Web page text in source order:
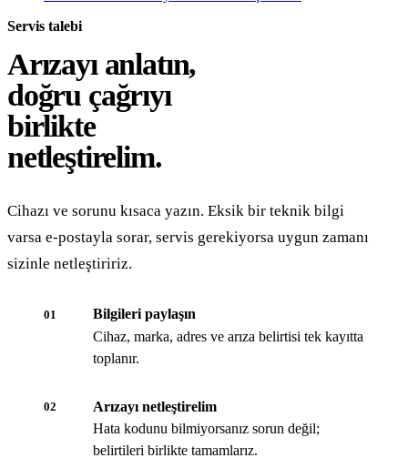
Servis talebi
Arızayı anlatın,
doğru çağrıyı
birlikte
netleştirelim.
Cihazı ve sorunu kısaca yazın. Eksik bir teknik bilgi
varsa e-postayla sorar, servis gerekiyorsa uygun zamanı
sizinle netleştiririz.
01
Bilgileri paylaşın
Cihaz, marka, adres ve arıza belirtisi tek kayıtta
toplanır.
02
Arızayı netleştirelim
Hata kodunu bilmiyorsanız sorun değil;
belirtileri birlikte tamamlarız.